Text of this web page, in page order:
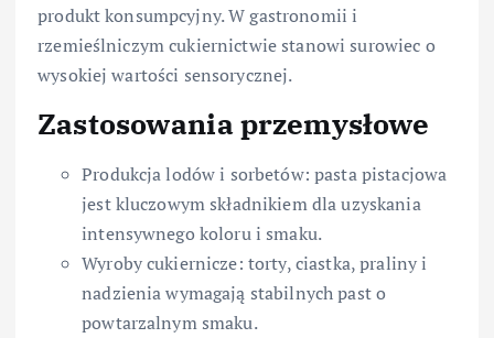
produkt konsumpcyjny. W gastronomii i
rzemieślniczym cukiernictwie stanowi surowiec o
wysokiej wartości sensorycznej.
Zastosowania przemysłowe
Produkcja lodów i sorbetów: pasta pistacjowa
jest kluczowym składnikiem dla uzyskania
intensywnego koloru i smaku.
Wyroby cukiernicze: torty, ciastka, praliny i
nadzienia wymagają stabilnych past o
powtarzalnym smaku.